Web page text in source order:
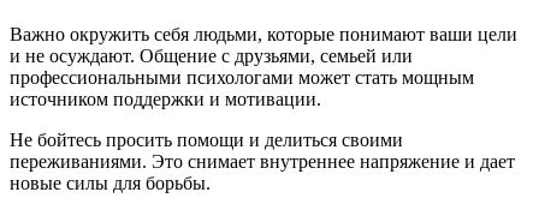
Важно окружить себя людьми, которые понимают ваши цели
и не осуждают. Общение с друзьями, семьей или
профессиональными психологами может стать мощным
источником поддержки и мотивации.
Не бойтесь просить помощи и делиться своими
переживаниями. Это снимает внутреннее напряжение и дает
новые силы для борьбы.